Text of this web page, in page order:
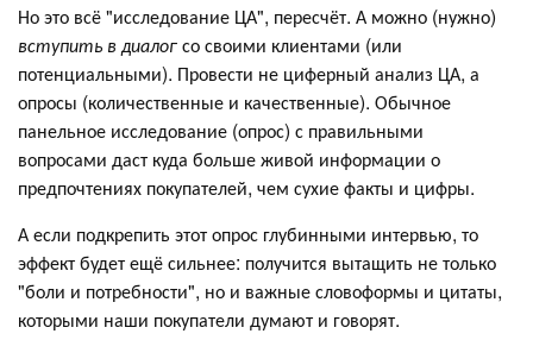
Но это всё "исследование ЦА", пересчёт. А можно (нужно)
вступить в диалогсо своими клиентами (или
потенциальными). Провести не циферный анализ ЦА, а
опросы (количественные и качественные). Обычное
панельное исследование (опрос) с правильными
вопросами даст куда больше живой информации о
предпочтениях покупателей, чем сухие факты и цифры.
А если подкрепить этот опрос глубинными интервью, то
эффект будет ещё сильнее: получится вытащить не только
"боли и потребности", но и важные словоформы и цитаты,
которыми наши покупатели думают и говорят.